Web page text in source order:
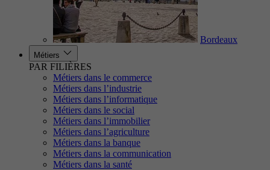
Bordeaux
Métiers
PAR FILIÈRES
Métiers dans le commerce
Métiers dans l’industrie
Métiers dans l’informatique
Métiers dans le social
Métiers dans l’immobilier
Métiers dans l’agriculture
Métiers dans la banque
Métiers dans la communication
Métiers dans la santé